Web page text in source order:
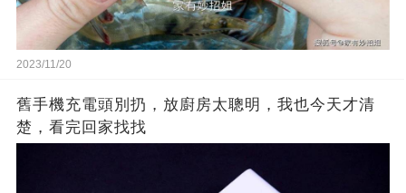
2023/11/20
舊手機充電頭別扔，放廚房太聰明，我也今天才清
楚，看完回家找找